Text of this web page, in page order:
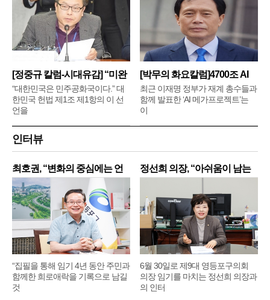
[정중규 칼럼-시대유감] “미완
“대한민국은 민주공화국이다.” 대
한민국 헌법 제1조 제1항의 이 선
언을
[박무의 화요칼럼]4700조 AI
메
최근 이재명 정부가 재계 총수들과
함께 발표한 ‘AI 메가프로젝트’는
이
인터뷰
최호권, “변화의 중심에는 언
제
“집필을 통해 임기 4년 동안 주민과
함께한 희로애락을 기록으로 남길
것
정선희 의장, “아쉬움이 남는
6월 30일로 제9대 영등포구의회
의장 임기를 마치는 정선희 의장과
의 인터